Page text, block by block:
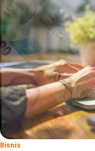
Bisnis